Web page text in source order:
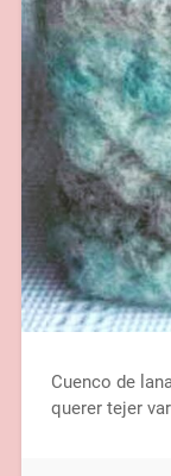
Cuenco de
querer tejer